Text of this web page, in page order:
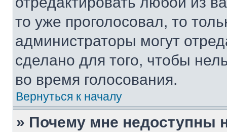
то уже проголосовал, то
администраторы могут
сделано для того, чтобы
во время голосования.
Вернуться к началу
» Почему мне недоступны